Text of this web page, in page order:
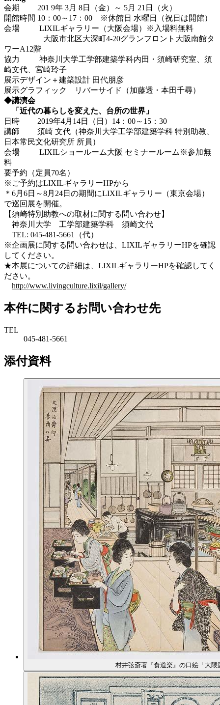
会期 201 9年 3月 8日（金）～ 5月 21日（火）
開館時間 10：00～17：00 ※休館日 水曜日（祝日は開館）
会場 LIXILギャラリー（大阪会場）※入場料無料
大阪市北区大深町4-20グランフロント大阪南館タ
ワーA12階
協力 神奈川大学工学部建築学科内田・須崎研究室、須
崎文代、宮崎玲子
展示デザイン＋建築設計 田代朋彦
展示グラフィック リバーサイド（加藤透・本田千尋）
◆講演会
「近代の暮らしを変えた、台所の世界」
日時 2019年4月14日（日）14：00～15：30
講師 須崎 文代（神奈川大学工学部建築学科 特別助教、
日本常民文化研究所 所員）
会場 LIXILショールーム大阪 セミナールーム※参加無
料
要予約（定員70名）
※ご予約はLIXILギャラリーHPから
＊6月6日～8月24日の期間にLIXILギャラリー（東京会場）
で巡回展を開催。
【須崎特別助教への取材に関する問い合わせ】
神奈川大学 工学部建築学科 須崎文代
TEL: 045-481-5661（代）
※企画展に関する問い合わせは、LIXILギャラリーHPを確認
してください。
★本展についての詳細は、LIXILギャラリーHPを確認してく
ださい。
http://www.livingculture.lixil/gallery/
本件に関するお問い合わせ先
TEL
045-481-5661
添付資料
村井弦斎著『食道楽』の口絵「大